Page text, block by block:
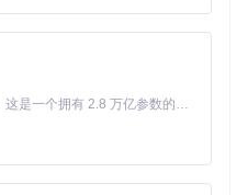
为例）
Kimi K3 是Kimi能力最强的模型：这是一个拥有 2.8 万亿参数的混合专家（MoE）模型，具备原生视觉理解能力，并支持 100 万 token 的上下文窗口。